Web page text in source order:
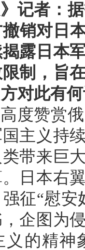
》记者：
销对日
露日本
制，旨
对此有
度赞赏
主义持
带来巨
日本右
征“慰
企图为
义的精神